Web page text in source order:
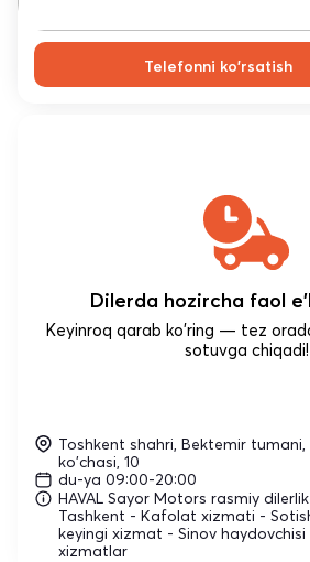
Telefonni ko'rsatish
Toshkent shahri, Bektemir tumani,
ko'chasi, 10
du-ya 09:00-20:00
HAVAL Sayor Motors rasmiy
Tashkent - Kafolat xizmati -
keyingi xizmat - Sinov
xizmatlar
Dilerda hozircha faol
Keyinroq qarab ko'ring — tez
sotuvga chiqadi!